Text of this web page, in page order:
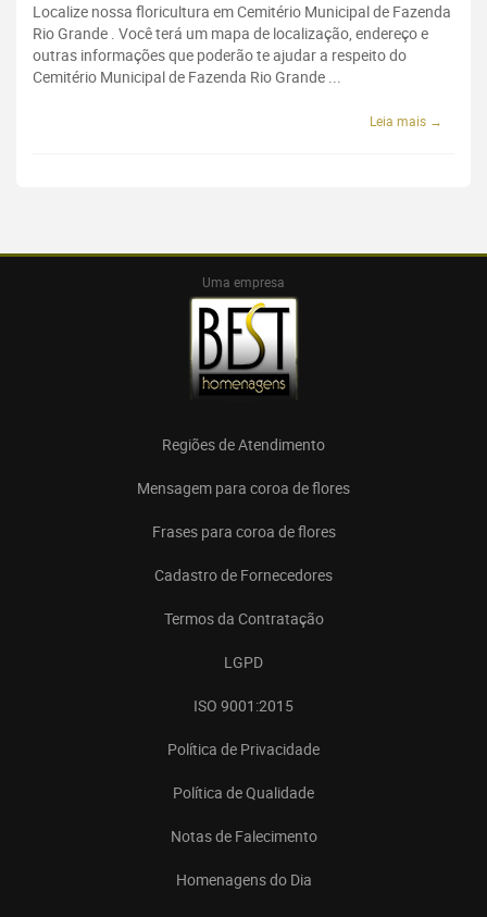
Localize nossa floricultura em Cemitério Municipal de Fazenda
Rio Grande . Você terá um mapa de localização, endereço e
outras informações que poderão te ajudar a respeito do
Cemitério Municipal de Fazenda Rio Grande ...
Leia mais →
Uma empresa
Regiões de Atendimento
Mensagem para coroa de flores
Frases para coroa de flores
Cadastro de Fornecedores
Termos da Contratação
LGPD
ISO 9001:2015
Política de Privacidade
Política de Qualidade
Notas de Falecimento
Homenagens do Dia